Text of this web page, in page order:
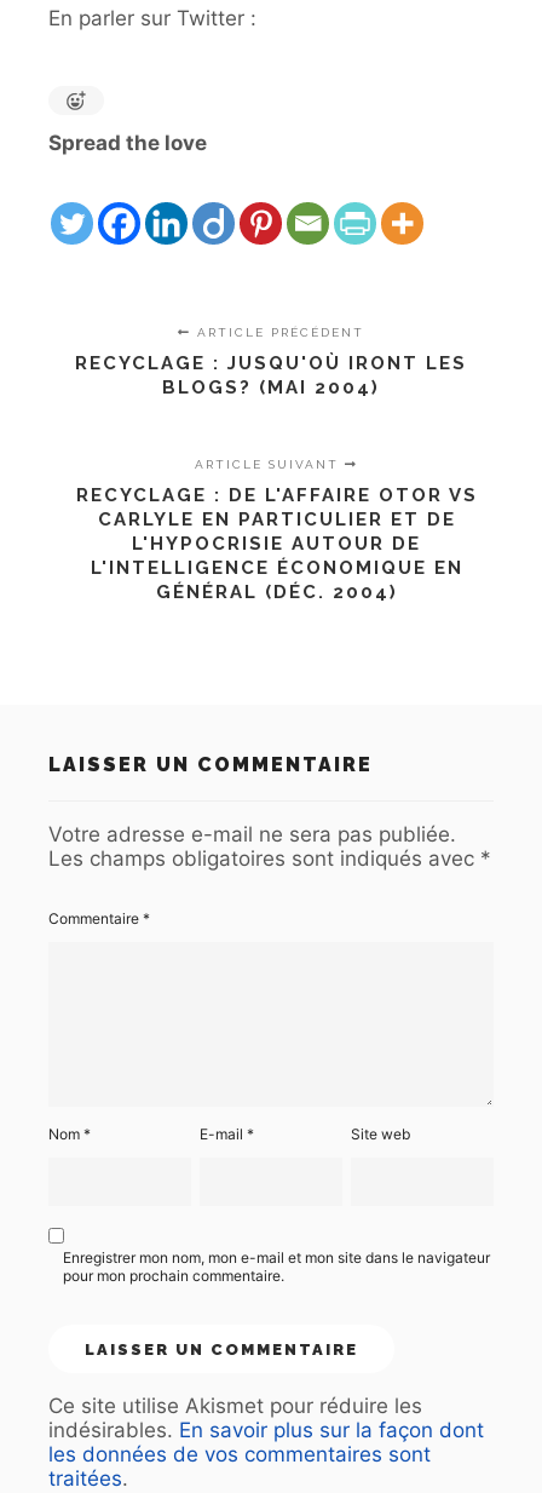
En parler sur Twitter :
Spread the love
ARTICLE PRÉCÉDENT
RECYCLAGE : JUSQU'OÙ IRONT LES
BLOGS? (MAI 2004)
ARTICLE SUIVANT
RECYCLAGE : DE L'AFFAIRE OTOR VS
CARLYLE EN PARTICULIER ET DE
L'HYPOCRISIE AUTOUR DE
L'INTELLIGENCE ÉCONOMIQUE EN
GÉNÉRAL (DÉC. 2004)
LAISSER UN COMMENTAIRE
Votre adresse e-mail ne sera pas publiée.
Les champs obligatoires sont indiqués avec *
Commentaire *
Nom * E-mail* Site web
Enregistrer mon nom, mon e-mail et mon site dans le navigateur
pour mon prochain commentaire.
Ce site utilise Akismet pour réduire les
indésirables. En savoir plus sur la façon dont
les données de vos commentaires sont
traitées.